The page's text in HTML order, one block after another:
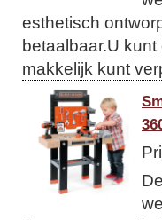
esthetisch
betaalbaar.U
makkelijk kunt